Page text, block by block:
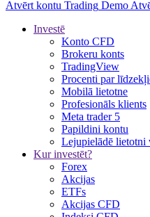
Atvērt kontu Trading Demo
Investē
Konto CFD
Brokeru konts
TradingView
Procenti par
Mobilā lietotne
Profesionāls klients
Meta trader 5
Papildini kontu
Lejupielādē lietotni
Kur investēt?
Forex
Akcijas
ETFs
Akcijas CFD